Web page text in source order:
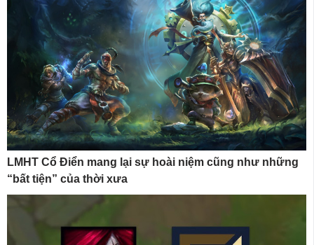
LMHT Cổ Điển mang lại sự hoài niệm cũng như những
“bất tiện” của thời xưa